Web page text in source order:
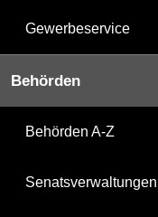
Gewerbeservice
Behörden
Behörden A-Z
Senatsverwaltungen